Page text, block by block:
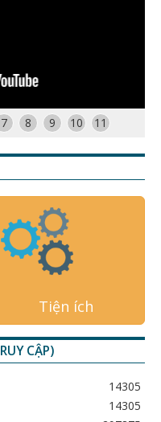
7 8 9 10 11
Tiện ích
CẬP)
14305
14305